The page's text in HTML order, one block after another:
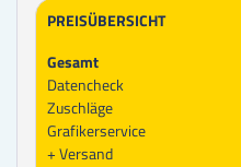
PREISÜBERSICHT
Gesamt
Datencheck
Zuschläge
Grafikerservice
Versand